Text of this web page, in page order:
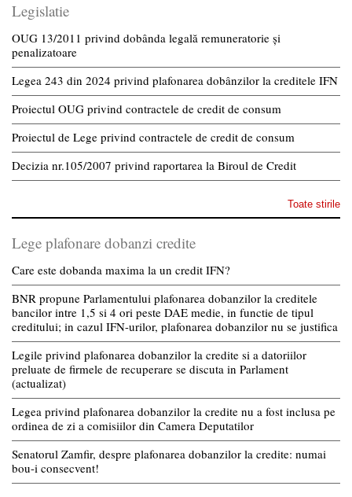
Legislatie
OUG 13/2011 privind dobânda legală remuneratorie și
penalizatoare
Legea 243 din 2024 privind plafonarea dobânzilor la creditele IFN
Proiectul OUG privind contractele de credit de consum
Proiectul de Lege privind contractele de credit de consum
Decizia nr.105/2007 privind raportarea la Biroul de Credit
Toate stirile
Lege plafonare dobanzi credite
Care este dobanda maxima la un credit IFN?
BNR propune Parlamentului plafonarea dobanzilor la creditele
bancilor intre 1,5 si 4 ori peste DAE medie, in functie de tipul
creditului; in cazul IFN-urilor, plafonarea dobanzilor nu se justifica
Legile privind plafonarea dobanzilor la credite si a datoriilor
preluate de firmele de recuperare se discuta in Parlament
(actualizat)
Legea privind plafonarea dobanzilor la credite nu a fost inclusa pe
ordinea de zi a comisiilor din Camera Deputatilor
Senatorul Zamfir, despre plafonarea dobanzilor la credite: numai
bou-i consecvent!